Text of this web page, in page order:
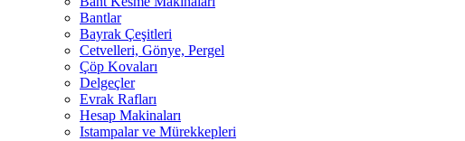
Bantlar
Bayrak Çeşitleri
Cetvelleri, Gönye, Pergel
Çöp Kovaları
Delgeçler
Evrak Rafları
Hesap Makinaları
Istampalar ve Mürekkepleri